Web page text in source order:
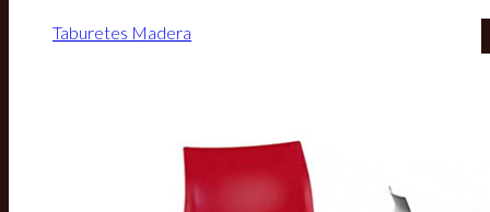
Taburetes Madera